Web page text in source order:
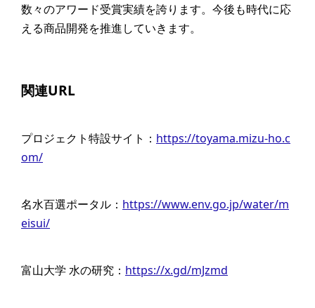
数々のアワード受賞実績を誇ります。今後も時代に応
える商品開発を推進していきます。
関連URL
プロジェクト特設サイト： https://toyama.mizu-ho.c
om/
名水百選ポータル： https://www.env.go.jp/water/m
eisui/
富山大学 水の研究： https://x.gd/mJzmd